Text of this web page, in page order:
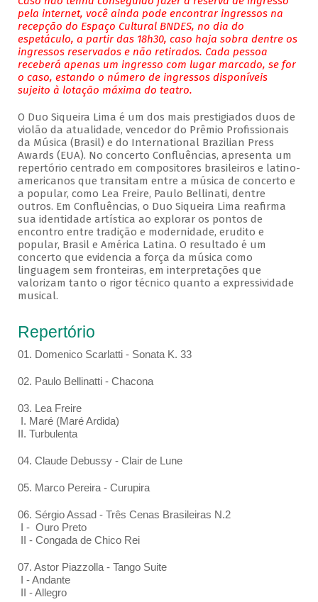
pela internet, você ainda pode encontrar ingressos na
recepção do Espaço Cultural BNDES, no dia do
espetáculo, a partir das 18h30, caso haja sobra dentre os
ingressos reservados e não retirados. Cada pessoa
receberá apenas um ingresso com lugar marcado, se for
o caso, estando o número de ingressos disponíveis
sujeito à lotação máxima do teatro.
O Duo Siqueira Lima é um dos mais prestigiados duos de
violão da atualidade, vencedor do Prêmio Profissionais
da Música (Brasil) e do International Brazilian Press
Awards (EUA). No concerto Confluências, apresenta um
repertório centrado em compositores brasileiros e latino-
americanos que transitam entre a música de concerto e
a popular, como Lea Freire, Paulo Bellinati, dentre
outros. Em Confluências, o Duo Siqueira Lima reafirma
sua identidade artística ao explorar os pontos de
encontro entre tradição e modernidade, erudito e
popular, Brasil e América Latina. O resultado é um
concerto que evidencia a força da música como
linguagem sem fronteiras, em interpretações que
valorizam tanto o rigor técnico quanto a expressividade
musical.
Repertório
01. Domenico Scarlatti - Sonata K. 33
02. Paulo Bellinatti - Chacona
03. Lea Freire
I. Maré (Maré Ardida)
II. Turbulenta
04. Claude Debussy - Clair de Lune
05. Marco Pereira - Curupira
06. Sérgio Assad - Três Cenas Brasileiras N.2
I - Ouro Preto
II - Congada de Chico Rei
07. Astor Piazzolla - Tango Suite
I - Andante
II - Allegro